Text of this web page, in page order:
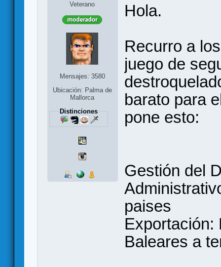
Veterano
Mensajes: 3580
Ubicación: Palma de
Mallorca
Distinciones
Hola.
Recurro a
juego de
barato para
pone esto:
Gestión del
paises
Exportación:
Baleares a